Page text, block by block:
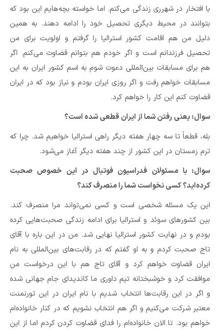
با افتخار در شهرری زندگی می‌کنم. اما خواسته‌ بچه‌هایم این بود که
بتوانند در محیط دیگری تحصیل خود را ادامه دهند. به همین
دلیل من هم اقامت کشور استرالیا را گرفتم و اولویت برای من
تحصیل فرزندانم است و اگر خودم هم بتوانم قضاوت می‌کنم. اگر
هم برای مسابقات بین‌المللی دعوت شوم به اسم کشور ایران به این
مسابقات خواهم رفت و اگر روزی ایران بودم و نیاز بود که در ایران
قضاوت کنم این کار را خواهم کرد.
سوال:‌ یعنی رفتن شما از ایران قطعی شده است؟
بله، قطعاً تا سه چهار هفته دیگر راهی استرالیا خواهیم شد. چرا که
ترم زمستان در این کشور از چند هفته دیگر آغاز می‌شود.
سوال:‌ با مسئولان فدراسیون فوتبال در این خصوص صحبت
کرده‌اید؟ کسی نخواست شما را منصرف کند؟
این یک مسئله شخصی است و کسی نمی‌تواند مرا منصرف کند.
بین کشورهای سوئد و استرالیا برای ادامه زندگی صحبت‌هایی کرده
بودم و در نهایت کشور استرالیا نهایی شد. من در این باره با آقای
تاج صحبت کردم و به او گفتم که در رقابت‌های بین‌المللی به نام
ایران قضاوت خواهم کرد و آقای تاج هم با این درخواست من
موافقت کرد و خوشبختانه تیم داوری ما کاندیدای جام جهانی شده
و اگر در این رقابت‌ها انتخاب شدیم با نام ایران در این تورنمنت
معتبر شرکت می‌کنیم و اگر هم انتخاب نشویم که در کنار خانواده‌ام
خواهم بود. تا الان خانواده‌ام را فدای قضاوت کردن کردم اما از این